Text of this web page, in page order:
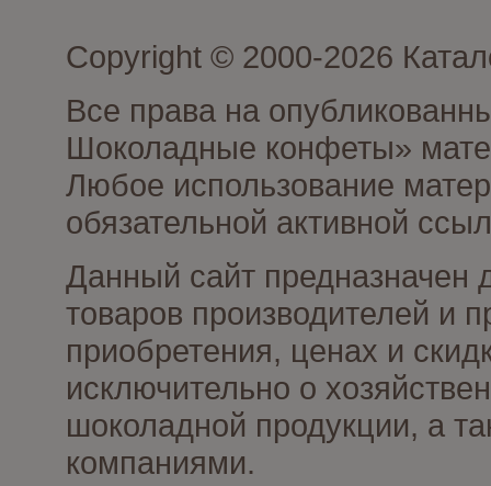
Copyright © 2000-2026
Все права на
Шоколадные конфеты»
Любое использование
обязательной активной
Данный сайт предназначен
товаров производителей и
приобретения, ценах и
исключительно о
шоколадной продукции, а
компаниями.